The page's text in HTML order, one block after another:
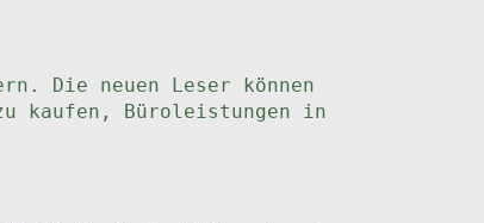
Die neuen Leser können
kaufen, Büroleistungen in